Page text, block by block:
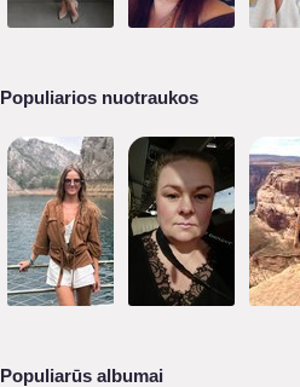
Populiarios nuotraukos
Populiarūs albumai